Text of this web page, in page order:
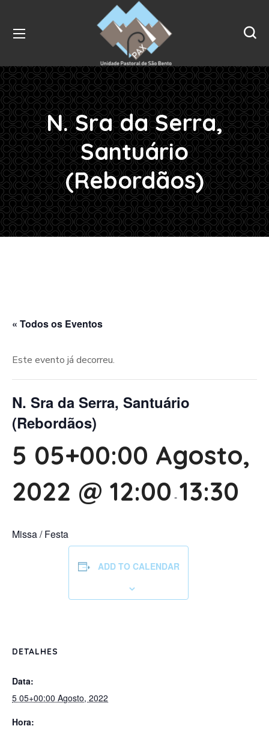
N. Sra da Serra,
Santuário
(Rebordãos)
« Todos os Eventos
Este evento já decorreu.
N. Sra da Serra, Santuário
(Rebordãos)
5 05+00:00 Agosto,
2022 @ 12:00 -13:30
Missa / Festa
ADD TO CALENDAR
DETALHES
Data:
5 05+00:00 Agosto, 2022
Hora: